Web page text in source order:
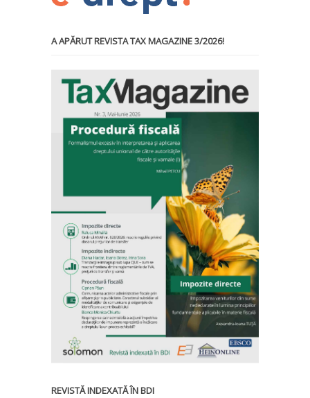
A APĂRUT REVISTA TAX MAGAZINE 3/2026!
REVISTĂ INDEXATĂ ÎN BDI